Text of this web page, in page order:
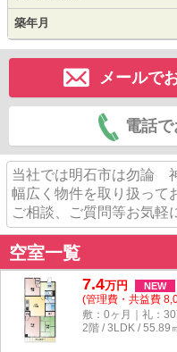
築年月
メールで
電話
当社では明石市は勿論
幅広く物件を取り扱って
ご相談、ご質問等お気軽
空室一覧
7.4万円 NEW
(管理費・共益費
敷：0ヶ月｜礼：30
2階 / 3LDK / 55.89